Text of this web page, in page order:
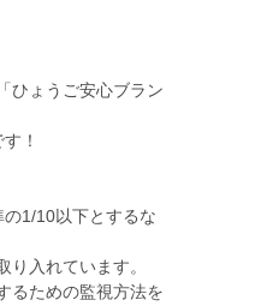
ひょうご安心ブラン
！
1/10以下とするな
入れています。
るための監視方法を